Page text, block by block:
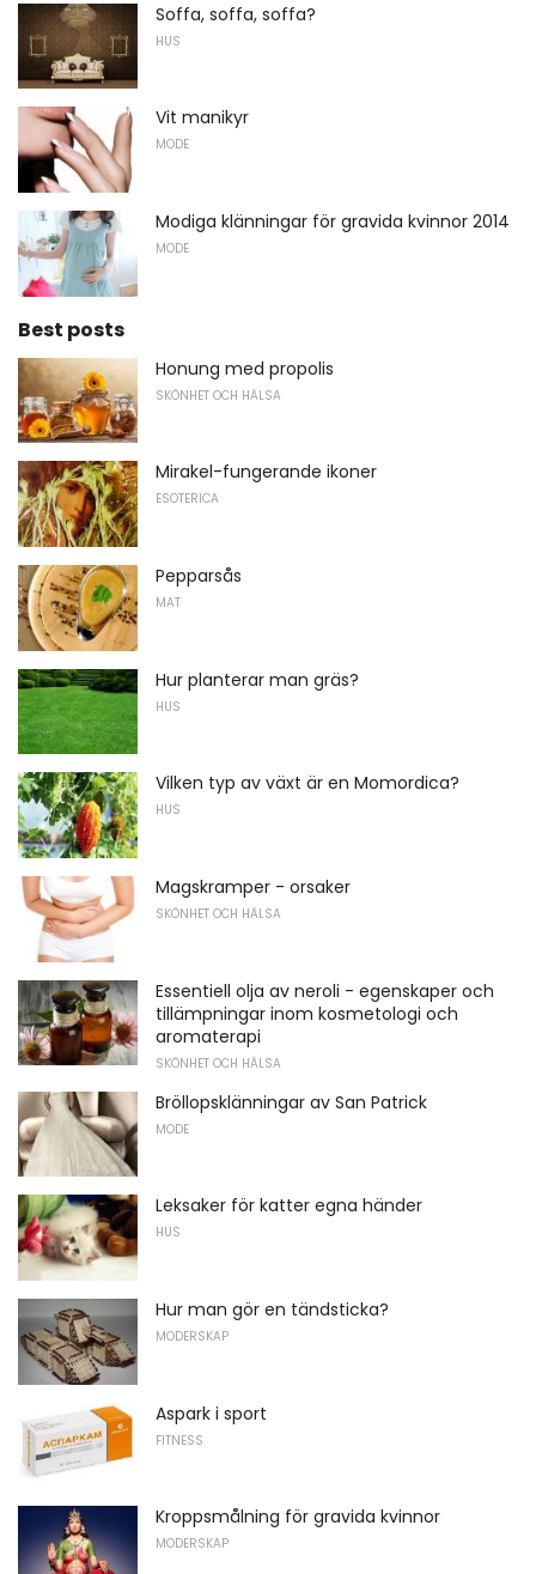
Soffa, soffa, soffa?
HUS
Vit manikyr
MODE
Modiga klänningar för gravida kvinnor 2014
MODE
Best posts
Honung med propolis
SKÖNHET OCH HÄLSA
Mirakel-fungerande ikoner
ESOTERICA
Pepparsås
MAT
Hur planterar man gräs?
HUS
Vilken typ av växt är en Momordica?
HUS
Magskramper - orsaker
SKÖNHET OCH HÄLSA
Essentiell olja av neroli - egenskaper och
tillämpningar inom kosmetologi och
aromaterapi
SKÖNHET OCH HÄLSA
Bröllopsklänningar av San Patrick
MODE
Leksaker för katter egna händer
HUS
Hur man gör en tändsticka?
MODERSKAP
Aspark i sport
FITNESS
Kroppsmålning för gravida kvinnor
MODERSKAP